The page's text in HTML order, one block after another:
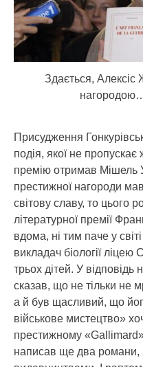
Здається,
Присудження
подія, якої не
премію отримав Мішель
престижної нагороди
світову славу, то цього
літературної премії
вдома, ні тим паче у світі
викладач біології ліцею
трьох дітей. У відповідь
сказав, що не тільки не
а й був щасливий, що
військове мистецтво»
престижному
написав ще два романи,